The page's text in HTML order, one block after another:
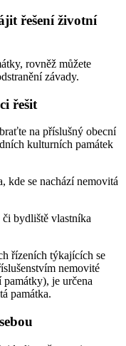
řešení životní
rovněž můžete
závady.
řešit
na příslušný obecní
kulturních památek
kde se nachází nemovitá
bydliště vlastníka
řízeních týkajících se
nemovité
je určena
památka.